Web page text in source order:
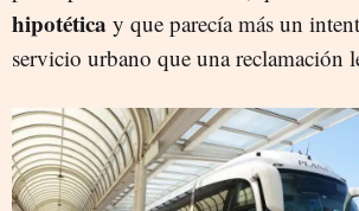
hipotética y que parecía más un
servicio urbano que una reclamación